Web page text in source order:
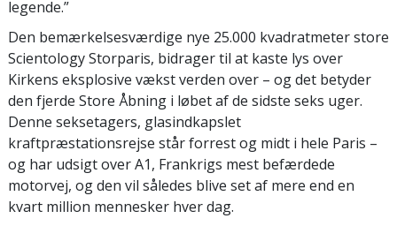
legende.”
Den bemærkelsesværdige nye 25.000 kvadratmeter store
Scientology Storparis, bidrager til at kaste lys over
Kirkens eksplosive vækst verden over – og det betyder
den fjerde Store Åbning i løbet af de sidste seks uger.
Denne seksetagers, glasindkapslet
kraftpræstationsrejse står forrest og midt i hele Paris –
og har udsigt over A1, Frankrigs mest befærdede
motorvej, og den vil således blive set af mere end en
kvart million mennesker hver dag.